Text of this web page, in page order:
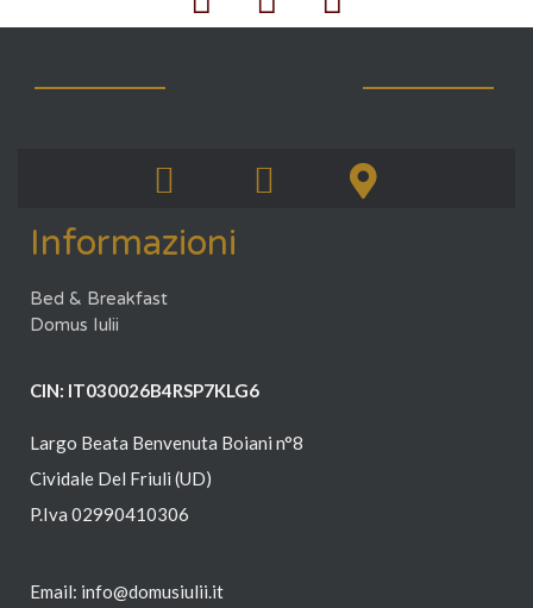
Informazioni
Bed & Breakfast
Domus Iulii
CIN: IT030026B4RSP7KLG6
Largo Beata Benvenuta Boiani n°8
Cividale Del Friuli (UD)
P.Iva 02990410306
Email: info@domusiulii.it